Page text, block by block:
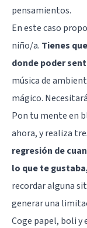
pensamientos.
En este caso
niño/a. Tienes
donde poder
música de
mágico.
Pon tu mente en
ahora, y realiza
regresión de
lo que te
recordar alguna
generar una
Coge papel, boli y